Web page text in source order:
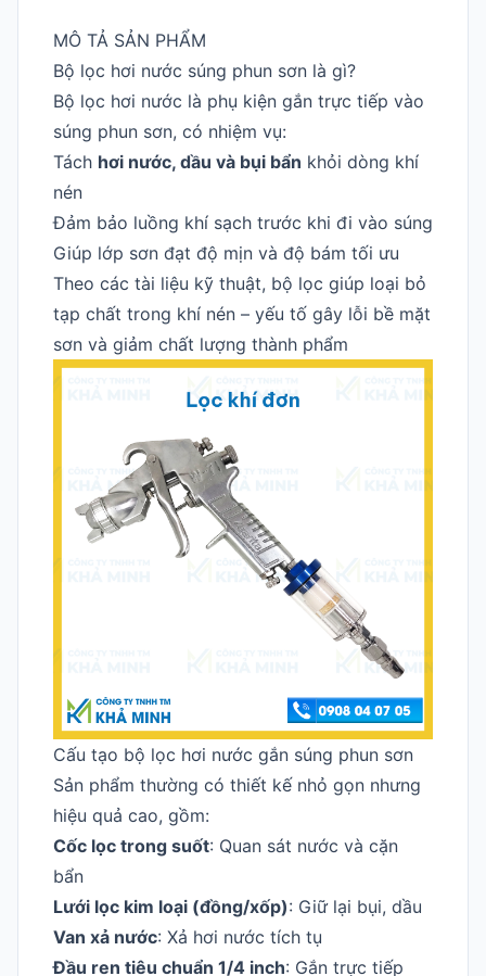
MÔ TẢ SẢN PHẨM
Bộ lọc hơi nước súng phun sơn là gì?
Bộ lọc hơi nước là phụ kiện gắn trực tiếp vào
súng phun sơn, có nhiệm vụ:
Tách hơi nước, dầu và bụi bẩn khỏi dòng khí
nén
Đảm bảo luồng khí sạch trước khi đi vào súng
Giúp lớp sơn đạt độ mịn và độ bám tối ưu
Theo các tài liệu kỹ thuật, bộ lọc giúp loại bỏ
tạp chất trong khí nén – yếu tố gây lỗi bề mặt
sơn và giảm chất lượng thành phẩm
Cấu tạo bộ lọc hơi nước gắn súng phun sơn
Sản phẩm thường có thiết kế nhỏ gọn nhưng
hiệu quả cao, gồm:
Cốc lọc trong suốt: Quan sát nước và cặn
bẩn
Lưới lọc kim loại (đồng/xốp): Giữ lại bụi, dầu
Van xả nước: Xả hơi nước tích tụ
Đầu ren tiêu chuẩn 1/4 inch: Gắn trực tiếp